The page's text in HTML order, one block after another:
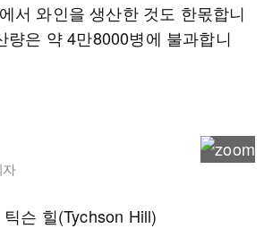
서 와인을 생산한 것도 한몫합니
량은 약 4만8000병에 불과합니
슨 힐(Tychson Hill)